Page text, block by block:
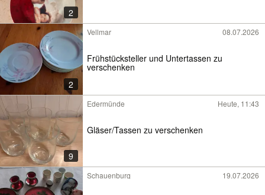
2
2
Vellmar 08.07.2026
Frühstücksteller und Untertassen zu
verschenken
9
Edermünde Heute, 11:43
Gläser/Tassen zu verschenken
Schauenburg 19.07.2026